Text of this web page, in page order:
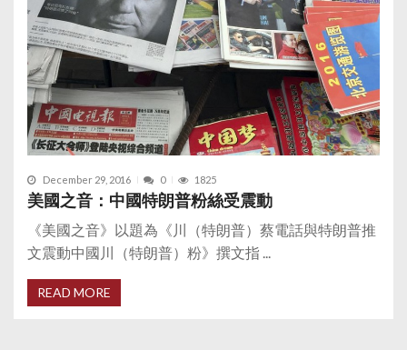
December 29, 2016 0 1825
美國之音：中國特朗普粉絲受震動
《美國之音》以題為《川（特朗普）蔡電話與特朗普推
文震動中國川（特朗普）粉》撰文指 ...
READ MORE